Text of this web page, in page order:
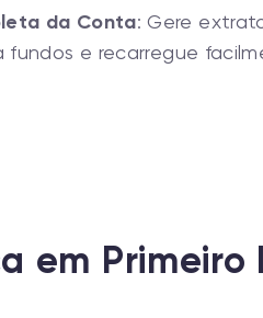
da Conta: Gere
fundos e recarregue
em Primeiro